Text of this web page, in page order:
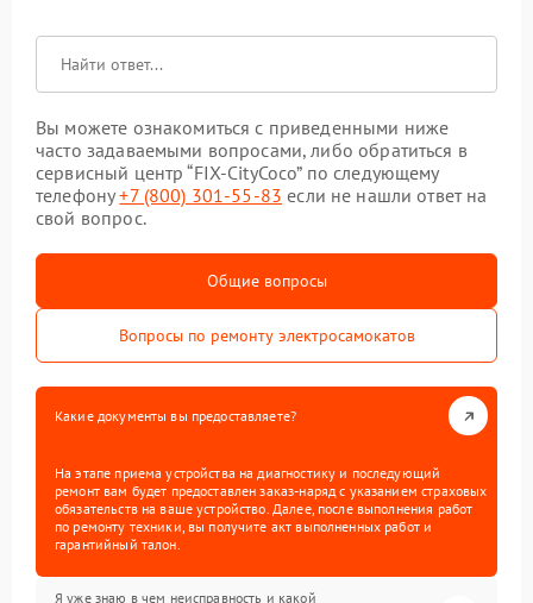
Вы можете ознакомиться с приведенными ниже
часто задаваемыми вопросами, либо обратиться в
сервисный центр “FIX-CityCoco” по следующему
телефону+7 (800) 301-55-83 если не нашли ответ на
свой вопрос.
Общие вопросы
Вопросы по ремонту электросамокатов
Какие документы вы предоставляете?
На этапе приема устройства на диагностику и последующий
ремонт вам будет предоставлен заказ-наряд с указанием страховых
обязательств на ваше устройство. Далее, после выполнения работ
по ремонту техники, вы получите акт выполненных работ и
гарантийный талон.
Я уже знаю в чем неисправность и какой